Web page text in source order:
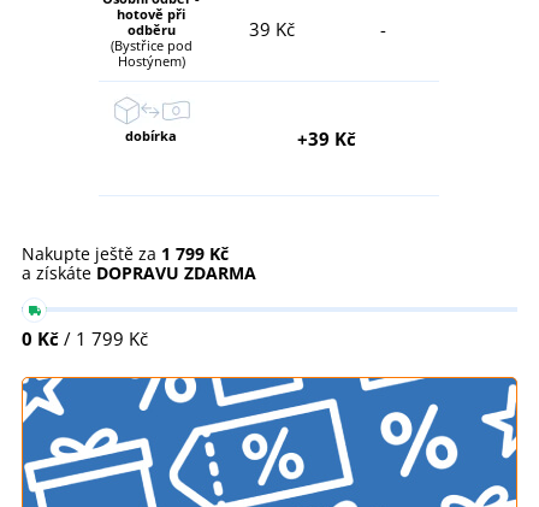
hotově při
odběru
(Bystřice pod
Hostýnem)
39 Kč -
dobírka +39 Kč
Nakupte ještě za 1 799 Kč
a získáte DOPRAVU ZDARMA
0 Kč / 1 799 Kč